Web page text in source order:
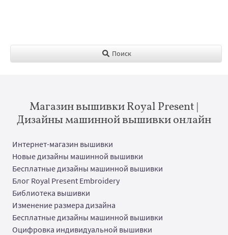
Поиск
Магазин вышивки Royal Present |
Дизайны машинной вышивки онлайн
Интернет-магазин вышивки
Новые дизайны машинной вышивки
Бесплатные дизайны машинной вышивки
Блог Royal Present Embroidery
Библиотека вышивки
Изменение размера дизайна
Бесплатные дизайны машинной вышивки
Оцифровка индивидуальной вышивки